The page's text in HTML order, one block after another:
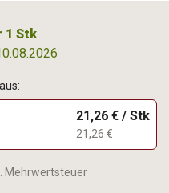
1 Stk
21,26 € / Stk
21,26 €
Mehrwertsteuer